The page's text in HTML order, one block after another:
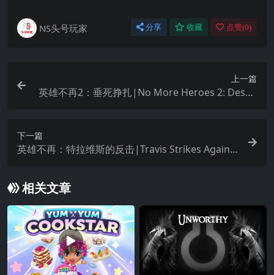
NS头号玩家 分享 收藏 点赞(0)
上一篇
英雄不再2：垂死挣扎|No More Heroes 2: Despe
下一篇
英雄不再：特拉维斯的反击|Travis Strikes Again:
相关文章